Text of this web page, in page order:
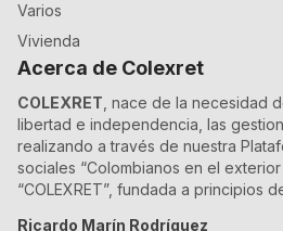
Varios
Vivienda
Acerca de Colexret
COLEXRET , nace de la necesidad
libertad e independencia, las
realizando a través de nuestra
sociales “Colombianos en el
“COLEXRET”, fundada a principios
Ricardo Marín Rodríguez